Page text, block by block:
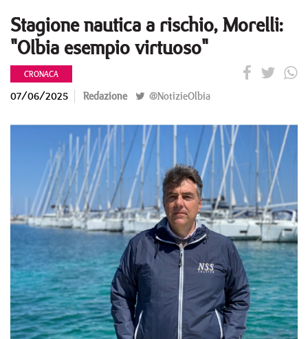
Stagione nautica a rischio, Morelli:
"Olbia esempio virtuoso"
CRONACA
07/06/2025 Redazione @NotizieOlbia